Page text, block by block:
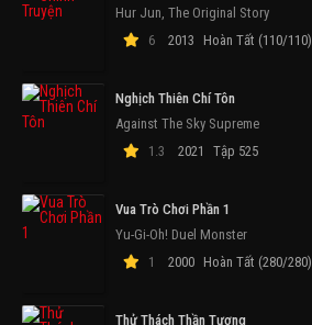
Hur Jun, The Original Story
6
2013 Hoàn Tất (110/110)
Nghịch Thiên Chí Tôn
Against The Sky Supreme
1.3
2021 Tập 525
Vua Trò Chơi Phần 1
Yu-Gi-Oh! Duel Monster
1
2000 Hoàn Tất (280/280)
Thử Thách Thần Tượng